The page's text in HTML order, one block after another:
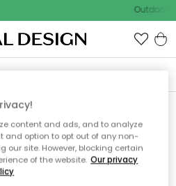
Outdoor
inte sidan du
content and ads, and to analyze
and option to opt out of any non-
our site. However, blocking certain
of the website. Our privacy